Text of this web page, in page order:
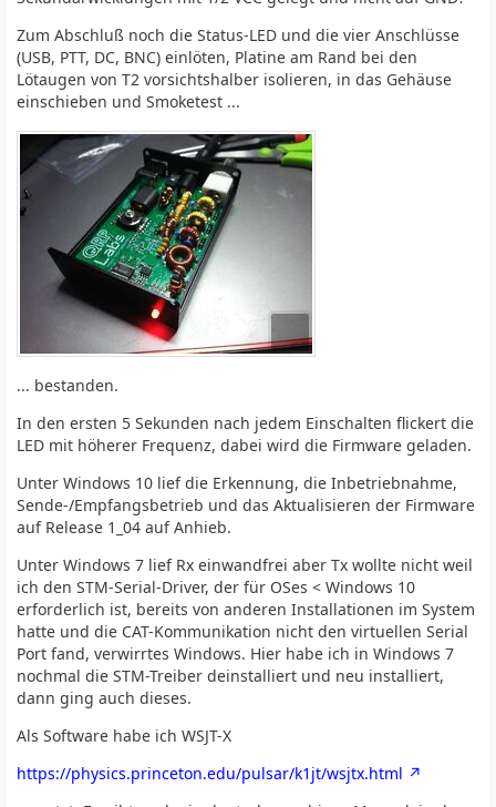
Zum Abschluß noch die Status-LED und die vier Anschlüsse
(USB, PTT, DC, BNC) einlöten, Platine am Rand bei den
Lötaugen von T2 vorsichtshalber isolieren, in das Gehäuse
einschieben und Smoketest ...
... bestanden.
In den ersten 5 Sekunden nach jedem Einschalten flickert die
LED mit höherer Frequenz, dabei wird die Firmware geladen.
Unter Windows 10 lief die Erkennung, die Inbetriebnahme,
Sende-/Empfangsbetrieb und das Aktualisieren der Firmware
auf Release 1_04 auf Anhieb.
Unter Windows 7 lief Rx einwandfrei aber Tx wollte nicht weil
ich den STM-Serial-Driver, der für OSes < Windows 10
erforderlich ist, bereits von anderen Installationen im System
hatte und die CAT-Kommunikation nicht den virtuellen Serial
Port fand, verwirrtes Windows. Hier habe ich in Windows 7
nochmal die STM-Treiber deinstalliert und neu installiert,
dann ging auch dieses.
Als Software habe ich WSJT-X
https://physics.princeton.edu/pulsar/k1jt/wsjtx.html